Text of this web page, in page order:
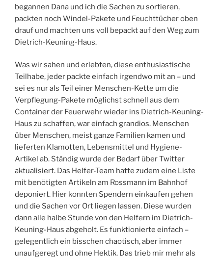
begannen Dana und ich die Sachen zu sortieren,
packten noch Windel-Pakete und Feuchttücher oben
drauf und machten uns voll bepackt auf den Weg zum
Dietrich-Keuning-Haus.
Was wir sahen und erlebten, diese enthusiastische
Teilhabe, jeder packte einfach irgendwo mit an – und
sei es nur als Teil einer Menschen-Kette um die
Verpflegung-Pakete möglichst schnell aus dem
Container der Feuerwehr wieder ins Dietrich-Keuning-
Haus zu schaffen, war einfach grandios. Menschen
über Menschen, meist ganze Familien kamen und
lieferten Klamotten, Lebensmittel und Hygiene-
Artikel ab. Ständig wurde der Bedarf über Twitter
aktualisiert. Das Helfer-Team hatte zudem eine Liste
mit benötigten Artikeln am Rossmann im Bahnhof
deponiert. Hier konnten Spendern einkaufen gehen
und die Sachen vor Ort liegen lassen. Diese wurden
dann alle halbe Stunde von den Helfern im Dietrich-
Keuning-Haus abgeholt. Es funktionierte einfach –
gelegentlich ein bisschen chaotisch, aber immer
unaufgeregt und ohne Hektik. Das trieb mir mehr als